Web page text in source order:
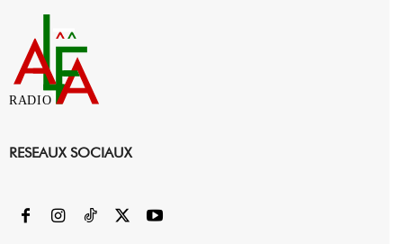
RADIO
RESEAUX SOCIAUX